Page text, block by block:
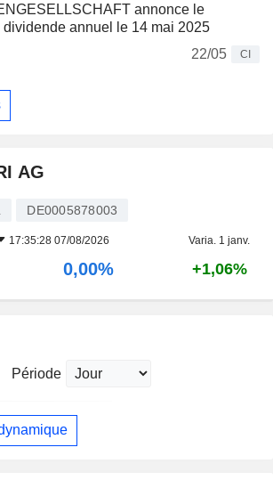
annonce le
annuel le 14 mai 2025
22/05
CI
AG
DE0005878003
17:35:28 07/08/2026 Varia. 1 janv.
0,00% +1,06%
Période